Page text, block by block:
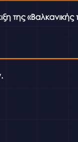
της «Βαλκανικής